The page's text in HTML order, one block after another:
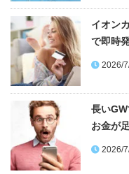
イオン
で即時
2026/
長い
お金が
2026/